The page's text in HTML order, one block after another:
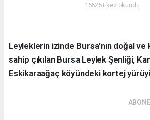
15525+ kez okundu.
Leyleklerin izinde Bursa’nın doğal
sahip çıkılan Bursa Leylek Şenliği,
Eskikaraağaç köyündeki kortej